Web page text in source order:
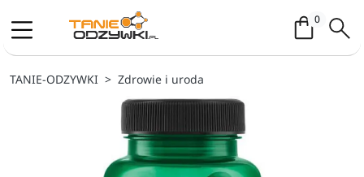
0Koszyk /
TANIE-ODZYWKI Zdrowie i uroda